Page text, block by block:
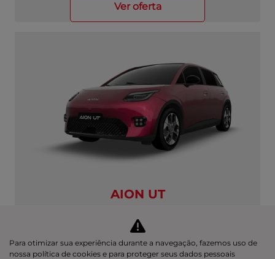
ver oferta
AION UT
Aion UT Premium 26/27
R$ 139.990,00
Para otimizar sua experiência durante a navegação, fazemos uso de
nossa política de cookies e para proteger seus dados pessoais